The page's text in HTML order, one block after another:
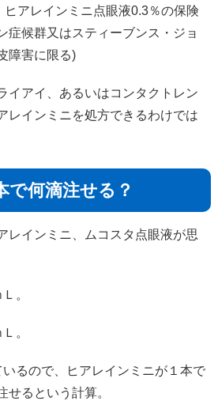
アレインミニ点眼液0.3％の保険
症候群又はスティーブンス・ジョ
障害に限る)
イアイ、あるいはコンタクトレン
レインミニを処方できるわけでは
で何滴注せる？
レインミニ、ムコスタ点眼液が思
。
。
るので、ヒアレインミニが１本で
せるという計算。